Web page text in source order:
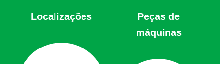
Localizações
Peças de
máquinas